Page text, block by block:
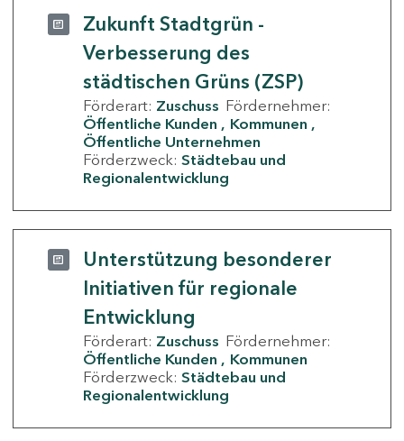
Zukunft Stadtgrün -
Verbesserung des
städtischen Grüns (ZSP)
Förderart: Zuschuss Fördernehmer:
Öffentliche Kunden
Kommunen
Öffentliche Unternehmen
Förderzweck: Städtebau und
Regionalentwicklung
Unterstützung besonderer
Initiativen für regionale
Entwicklung
Förderart: Zuschuss Fördernehmer:
Öffentliche Kunden
Kommunen
Förderzweck: Städtebau und
Regionalentwicklung